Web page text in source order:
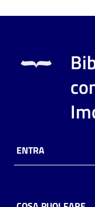
fare
Scopri
online
ENTRA